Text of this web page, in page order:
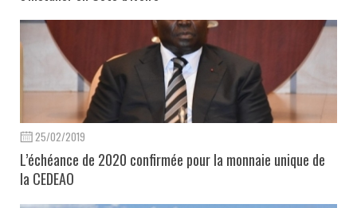
25/02/2019
L’échéance de 2020 confirmée pour la monnaie unique de
la CEDEAO